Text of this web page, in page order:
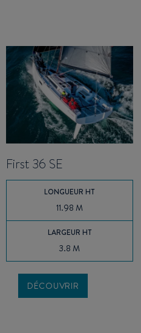
First 36 SE
LONGUEUR HT
11.98 M
LARGEUR HT
3.8 M
DÉCOUVRIR